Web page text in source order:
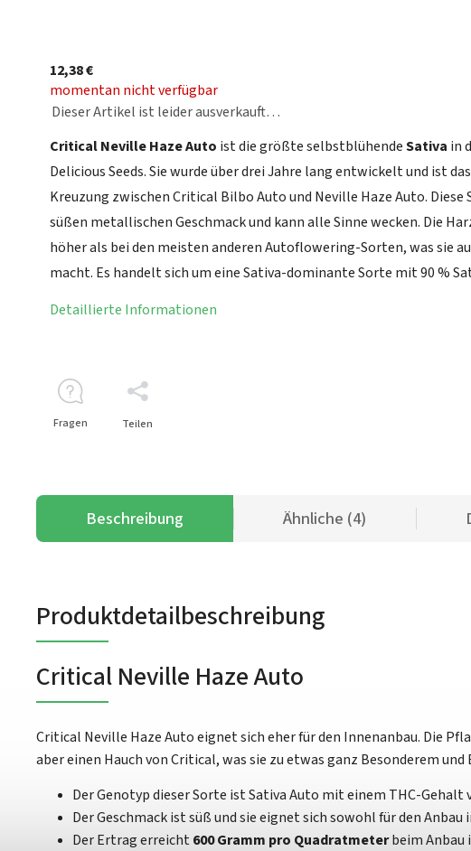
12,38 €
momentan nicht verfügbar
Dieser Artikel ist leider ausverkauft…
Critical Neville Haze Auto ist die größte selbstblühendeSativa in
Delicious Seeds. Sie wurde über drei Jahre lang entwickelt und ist
Kreuzung zwischen Critical Bilbo Auto und Neville Haze Auto. Diese
süßen metallischen Geschmack und kann alle Sinne wecken. Die
höher als bei den meisten anderen Autoflowering-Sorten, was sie
macht. Es handelt sich um eine Sativa-dominante Sorte mit 90 %
Detaillierte Informationen
Fragen Teilen
Beschreibung Ähnliche (4)
Produktdetailbeschreibung
Critical Neville Haze Auto
Critical Neville Haze Auto eignet sich eher für den Innenanbau. Die
aber einen Hauch von Critical, was sie zu etwas ganz Besonderem
Der Genotyp dieser Sorte ist Sativa Auto mit einem THC-Gehalt
Der Geschmack ist süß und sie eignet sich sowohl für den
Der Ertrag erreicht600 Gramm pro Quadratmeterbeim Anbau